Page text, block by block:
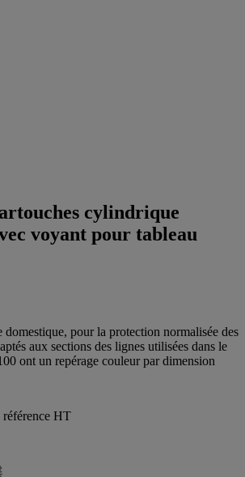
cylindrique
voyant pour tableau
pour la protection normalisée des
aux sections des lignes utilisées dans le
ont un repérage couleur par dimension
référence HT